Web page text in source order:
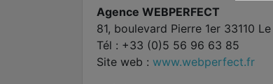
Agence WEBPERFECT
81, boulevard Pierre 1er 33110
Tél : +33 (0)5 56 96 63 85
Site web : www.webperfect.fr